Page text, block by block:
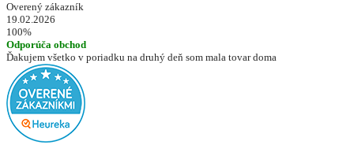
Overený zákazník
19.02.2026
100%
Odporúča obchod
Ďakujem všetko v poriadku na druhý deň som mala tovar doma